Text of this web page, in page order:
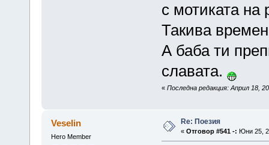
с мотиката на
Такива
А баба ти
славата.
« Последна редакция: Април 18,
Veselin
Hero Member
Re: Поезия
« Отговор #541 -: Юни 25,